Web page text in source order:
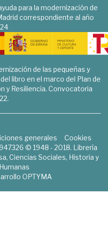
para la modernización de
correspondiente al año
de las pequeñas y
libro en el marco del Plan de
y Resiliencia. Convocatoria
generales
Cookies
© 1948 - 2018. Librería
Ciencias Sociales, Historia y
OPTYMA